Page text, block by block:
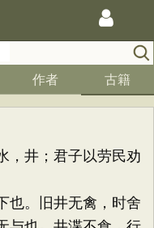
作者 古籍
；君子以劳民劝
。旧井无禽，时舍